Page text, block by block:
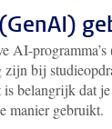
AI-
bij
belangrijk dat je
manier gebruikt.